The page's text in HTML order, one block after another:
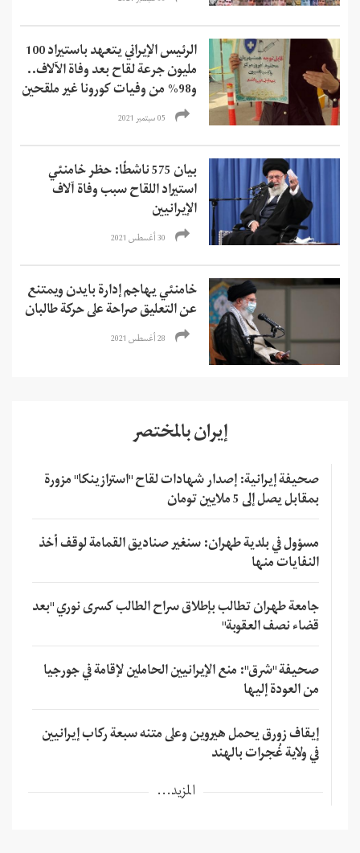
الرئيس الإيراني يتعهد باستيراد 100
مليون جرعة لقاح بعد وفاة الآلاف..
و98% من وفيات كورونا غير ملقحين
05 سبتمبر 2021
بيان 575 ناشطًا: حظر خامنئي
استيراد اللقاح سبب وفاة آلاف
الإيرانيين
30 أغسطس 2021
خامنئي يهاجم إدارة بايدن ويمتنع
عن التعليق صراحة على حركة طالبان
28 أغسطس 2021
إيران بالمختصر
صحيفة إيرانية: إصدار شهادات لقاح "استرازينكا" مزورة
بمقابل يصل إلى 5 ملايين تومان
مسؤول في بلدية طهران: سنغير صناديق القمامة لوقف أخذ
النفايات منها
جامعة طهران تطالب بإطلاق سراح الطالب كسرى نوري "بعد
قضاء نصف العقوبة"
صحيفة "شرق": منع الإيرانيين الحاملين لإقامة في جورجيا
من العودة إليها
إيقاف زورق يحمل هيروين وعلى متنه سبعة ركاب إيرانيين
في ولاية غُجرات بالهند
المزيد...